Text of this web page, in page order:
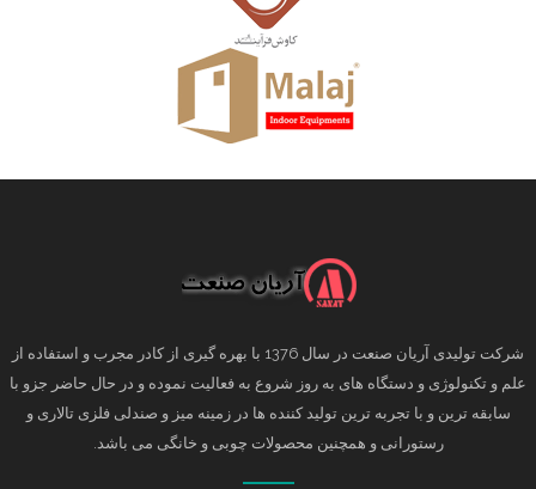
شرکت تولیدی آریان صنعت در سال 1376 با بهره گیری از کادر مجرب و استفاده از
علم و تکنولوژی و دستگاه های به روز شروع به فعالیت نموده و در حال حاضر جزو با
سابقه ترین و با تجربه ترین تولید کننده ها در زمینه میز و صندلی فلزی تالاری و
رستورانی و همچنین محصولات چوبی و خانگی می باشد.